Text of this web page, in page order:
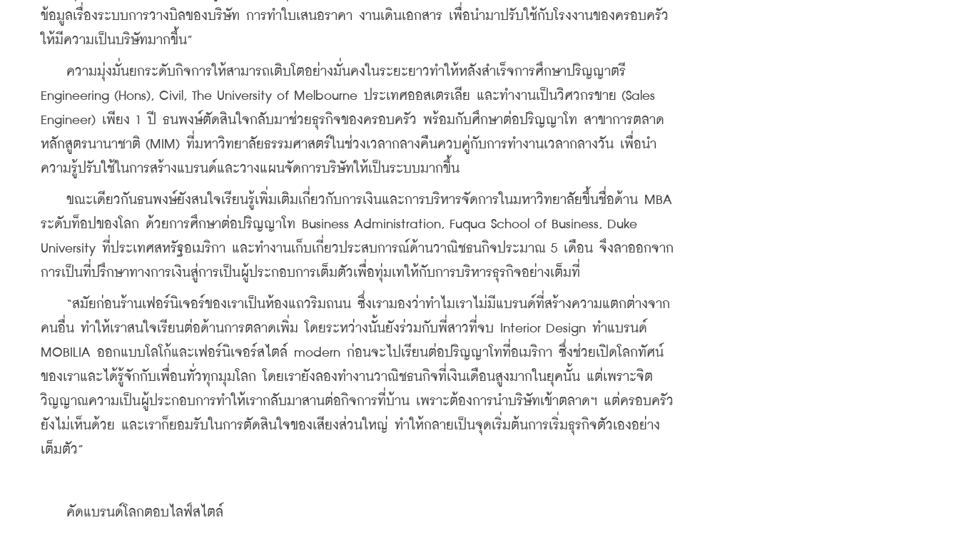
ข้อมูลเรื่องระบบการวางบิลของบริษัท การทำใบเสนอราคา งานเดินเอกสาร เพื่อนำมาปรับใช้กับโรงงานของครอบครัว
ให้มีความเป็นบริษัทมากขึ้น”
ความมุ่งมั่นยกระดับกิจการให้สามารถเติบโตอย่างมั่นคงในระยะยาวทำให้หลังสำเร็จการศึกษาปริญญาตรี
Engineering (Hons), Civil, The University of Melbourne ประเทศออสเตรเลีย และทำงานเป็นวิศวกรขาย (Sales
Engineer) เพียง 1 ปี ธนพงษ์ตัดสินใจกลับมาช่วยธุรกิจของครอบครัว พร้อมกับศึกษาต่อปริญญาโท สาขาการตลาด
หลักสูตรนานาชาติ (MIM) ที่มหาวิทยาลัยธรรมศาสตร์ในช่วงเวลากลางคืนควบคู่กับการทำงานเวลากลางวัน เพื่อนำ
ความรู้ปรับใช้ในการสร้างแบรนด์และวางแผนจัดการบริษัทให้เป็นระบบมากขึ้น
ขณะเดียวกันธนพงษ์ยังสนใจเรียนรู้เพิ่มเติมเกี่ยวกับการเงินและการบริหารจัดการในมหาวิทยาลัยขึ้นชื่อด้าน MBA
ระดับท็อปของโลก ด้วยการศึกษาต่อปริญญาโท Business Administration, Fuqua School of Business, Duke
University ที่ประเทศสหรัฐอเมริกา และทำงานเก็บเกี่ยวประสบการณ์ด้านวาณิชธนกิจประมาณ 5 เดือน จึงลาออกจาก
การเป็นที่ปรึกษาทางการเงินสู่การเป็นผู้ประกอบการเต็มตัวเพื่อทุ่มเทให้กับการบริหารธุรกิจอย่างเต็มที่
“สมัยก่อนร้านเฟอร์นิเจอร์ของเราเป็นห้องแถวริมถนน ซึ่งเรามองว่าทำไมเราไม่มีแบรนด์ที่สร้างความแตกต่างจาก
คนอื่น ทำให้เราสนใจเรียนต่อด้านการตลาดเพิ่ม โดยระหว่างนั้นยังร่วมกับพี่สาวที่จบ Interior Design ทำแบรนด์
MOBILIA ออกแบบโลโก้และเฟอร์นิเจอร์สไตล์ modern ก่อนจะไปเรียนต่อปริญญาโทที่อเมริกา ซึ่งช่วยเปิดโลกทัศน์
ของเราและได้รู้จักกับเพื่อนทั่วทุกมุมโลก โดยเรายังลองทำงานวาณิชธนกิจที่เงินเดือนสูงมากในยุคนั้น แต่เพราะจิต
วิญญาณความเป็นผู้ประกอบการทำให้เรากลับมาสานต่อกิจการที่บ้าน เพราะต้องการนำบริษัทเข้าตลาดฯ แต่ครอบครัว
ยังไม่เห็นด้วย และเราก็ยอมรับในการตัดสินใจของเสียงส่วนใหญ่ ทำให้กลายเป็นจุดเริ่มต้นการเริ่มธุรกิจตัวเองอย่าง
เต็มตัว”
คัดแบรนด์โลกตอบไลฟ์สไตล์